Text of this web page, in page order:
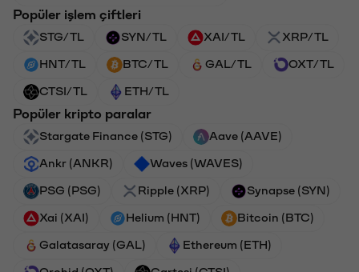
Popüler işlem çiftleri
STG/TL SYN/TL XAI/TL XRP/TL
HNT/TL BTC/TL GAL/TL OXT/TL
CTSI/TL ETH/TL
Popüler kripto paralar
Stargate Finance (STG) Aave (AAVE)
Ankr (ANKR) Waves (WAVES)
PSG (PSG) Ripple (XRP) Synapse (SYN)
Xai (XAI) Helium (HNT) Bitcoin (BTC)
Galatasaray (GAL) Ethereum (ETH)